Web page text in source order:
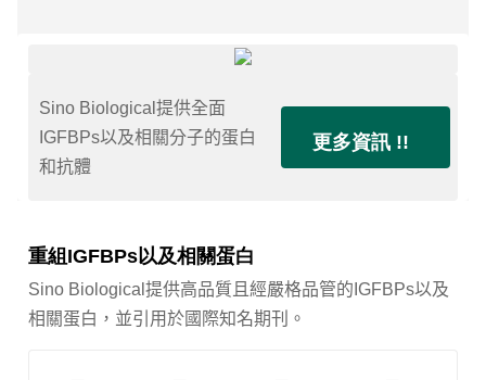
Sino Biological提供全面
IGFBPs以及相關分子的蛋白
和抗體
更多資訊 !!
重組IGFBPs以及相關蛋白
Sino Biological提供高品質且經嚴格品管的IGFBPs以及
相關蛋白，並引用於國際知名期刊。